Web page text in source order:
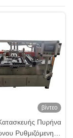
βίντεο
Πυρήνα
Ρυθμιζόμενης